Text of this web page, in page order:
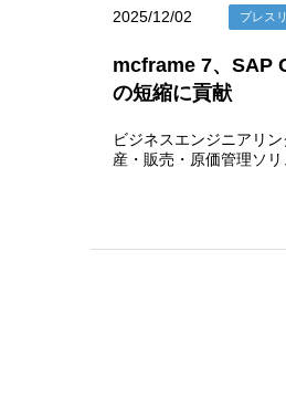
2025/12/02 プレス
mcframe 7、SAP
の短縮に貢献
ビジネスエンジニアリ
産・販売・原価管理ソ